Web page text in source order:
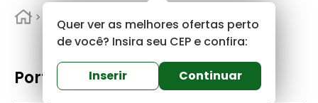
2º
porta
revestimento
argamassa
Quer ver as melhores ofertas perto
de você? Insira seu CEP e confira:
Inserir Continuar
Portas e Janelas
Portas e Janelas